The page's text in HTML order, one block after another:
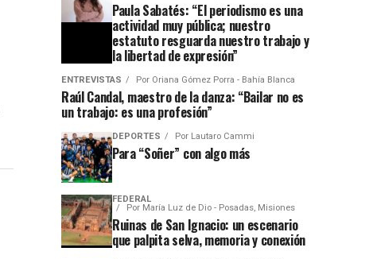
Paula Sabatés: “El periodismo es una
actividad muy pública; nuestro
estatuto resguarda nuestro trabajo y
la libertad de expresión”
ENTREVISTAS Por Oriana Gómez Porra - Bahía Blanca
Raúl Candal, maestro de la danza: “Bailar no es
un trabajo: es una profesión”
DEPORTES Por Lautaro Cammi
Para “Soñer” con algo más
FEDERAL
Por María Luz de Dio - Posadas, Misiones
Ruinas de San Ignacio: un escenario
que palpita selva, memoria y conexión